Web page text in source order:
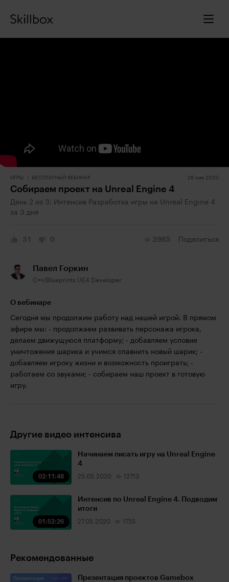
ИГРЫ БЕСПЛАТНЫЙ ВЕБИНАР 26 мая 2020
Собираем проект на Unreal Engine 4
День 2 из 3: Интенсив Разработка игры на Unreal Engine 4
за 3 дня
31 0 3965 Поделиться
Павел Горкин
C++/Blueprints UE4 Developer
О вебинаре
Сегодня мы продолжим работу над нашей игрой. В прямом
эфире мы: - продолжаем развивать персонажа игрока,
делаем движущуюся платформу; - добавляем условие
уничтожения шарика и учимся спавнить новый шарик; -
добавляем игроку жизни и возможность проиграть; -
работаем со звуками; - собираем наш проект в готовую
игру.
Другие видео интенсива
02:11:48
Начинаем писать игру на Unreal Engine
4
25.05.2020 12713
01:52:26
Интенсив по Unreal Engine 4. Подводим
итоги
27.05.2020 1755
Рекомендованные
Презентация проектов Gamebox